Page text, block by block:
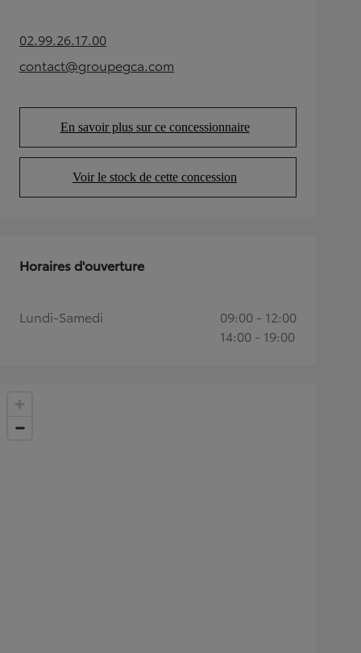
02.99.26.17.00(Opens in new tab)
contact@groupegca.com
(Opens in new tab)
En savoir plus sur ce concessionnaire
(Opens in new tab)
Voir le stock de cette concession
(Opens in new tab)
Horaires d'ouverture
Lundi-Samedi
09:00 - 12:00
14:00 - 19:00